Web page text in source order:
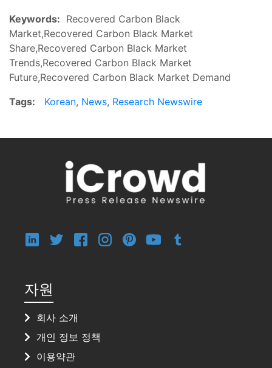
Keywords: Recovered Carbon Black
Market,Recovered Carbon Black Market
Share,Recovered Carbon Black Market
Trends,Recovered Carbon Black Market
Future,Recovered Carbon Black Market Demand
Tags:
Korean, News, Research Newswire
자원
회사 소개
개인 정보 정책
이용약관